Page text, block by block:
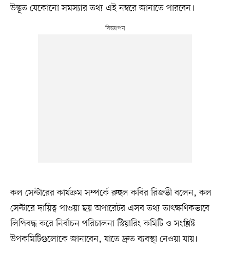
উদ্ভূত যেকোনো সমস্যার তথ্য এই নম্বরে জানাতে পারবেন।
কল সেন্টারের কার্যক্রম সম্পর্কে রুহুল কবির রিজভী বলেন, কল
সেন্টারে দায়িত্ব পাওয়া ছয় অপারেটর এসব তথ্য তাৎক্ষণিকভাবে
লিপিবদ্ধ করে নির্বাচন পরিচালনা স্টিয়ারিং কমিটি ও সংশ্লিষ্ট
উপকমিটিগুলোকে জানাবেন, যাতে দ্রুত ব্যবস্থা নেওয়া যায়।